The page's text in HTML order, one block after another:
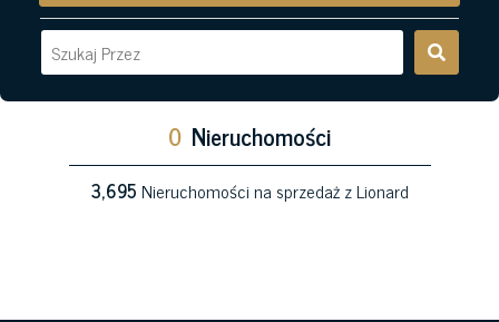
0 Nieruchomości
3,695Nieruchomości na sprzedaż z Lionard